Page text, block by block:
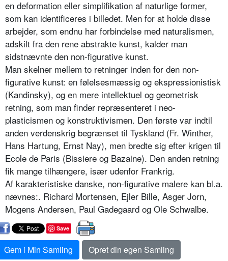
en deformation eller simplifikation af naturlige former,
som kan identificeres i billedet. Men for at holde disse
arbejder, som endnu har forbindelse med naturalismen,
adskilt fra den rene abstrakte kunst, kalder man
sidstnævnte den non-figurative kunst.
Man skelner mellem to retninger inden for den non-
figurative kunst: en følelsesmæssig og ekspressionistisk
(Kandinsky), og en mere intellektuel og geometrisk
retning, som man finder repræsenteret i neo-
plasticismen og konstruktivismen. Den første var indtil
anden verdenskrig begrænset til Tyskland (Fr. Winther,
Hans Hartung, Ernst Nay), men bredte sig efter krigen til
Ecole de Paris (Bissiere og Bazaine). Den anden retning
fik mange tilhængere, især udenfor Frankrig.
Af karakteristiske danske, non-figurative malere kan bl.a.
nævnes:. Richard Mortensen, Ejler Bille, Asger Jorn,
Mogens Andersen, Paul Gadegaard og Ole Schwalbe.
Save
Gem i Min Samling
Opret din egen Samling